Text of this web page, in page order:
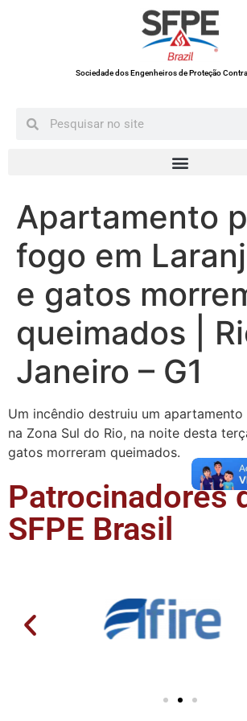
Sociedade dos Engenheiros de Proteção
Apartamento
fogo em
e gatos
queimados |
Janeiro – G1
Um incêndio destruiu um apartamento
na Zona Sul do Rio, na noite desta
gatos morreram queimados.
Patrocinadores
SFPE Brasil